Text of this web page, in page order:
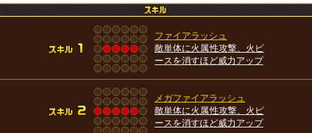
ファイアラッシュ
敵単体に火属性攻撃、火ピ
ースを消すほど威力アップ
メガファイアラッシュ
敵単体に火属性攻撃、火ピ
ースを消すほど威力アップ